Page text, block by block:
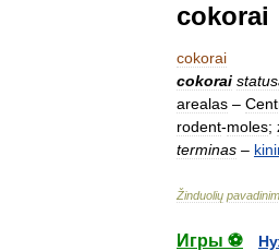
cokorai
cokorai
cokorai
arealas –
rodent-moles;
terminas –
Žinduolių
Игры ⚽